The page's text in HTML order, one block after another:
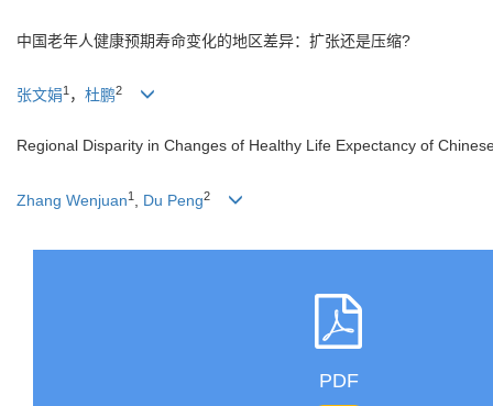
中国老年人健康预期寿命变化的地区差异：扩张还是压缩?
张文娟1 ， 杜鹏2
Regional Disparity in Changes of Healthy Life Expectancy of
Zhang Wenjuan1 Du Peng2
PDF